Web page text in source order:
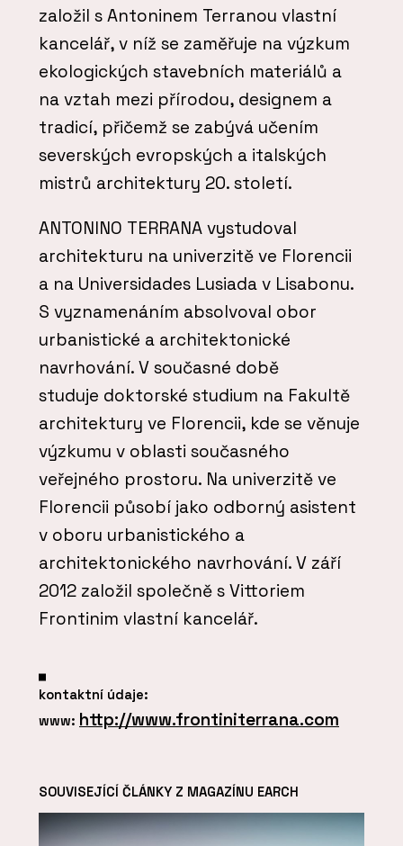
založil s Antoninem Terranou vlastní
kancelář, v níž se zaměřuje na výzkum
ekologických stavebních materiálů a
na vztah mezi přírodou, designem a
tradicí, přičemž se zabývá učením
severských evropských a italských
mistrů architektury 20. století.
ANTONINO TERRANA vystudoval
architekturu na univerzitě ve Florencii
a na Universidades Lusiada v Lisabonu.
S vyznamenáním absolvoval obor
urbanistické a architektonické
navrhování. V současné době
studuje doktorské studium na Fakultě
architektury ve Florencii, kde se věnuje
výzkumu v oblasti současného
veřejného prostoru. Na univerzitě ve
Florencii působí jako odborný asistent
v oboru urbanistického a
architektonického navrhování. V září
2012 založil společně s Vittoriem
Frontinim vlastní kancelář.
kontaktní údaje:
www: http://www.frontiniterrana.com
SOUVISEJÍCÍ ČLÁNKY Z MAGAZÍNU EARCH